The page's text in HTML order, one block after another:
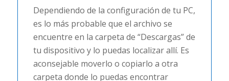
Dependiendo de la configuración de tu PC,
es lo más probable que el archivo se
encuentre en la carpeta de “Descargas” de
tu dispositivo y lo puedas localizar allí. Es
aconsejable moverlo o copiarlo a otra
carpeta donde lo puedas encontrar